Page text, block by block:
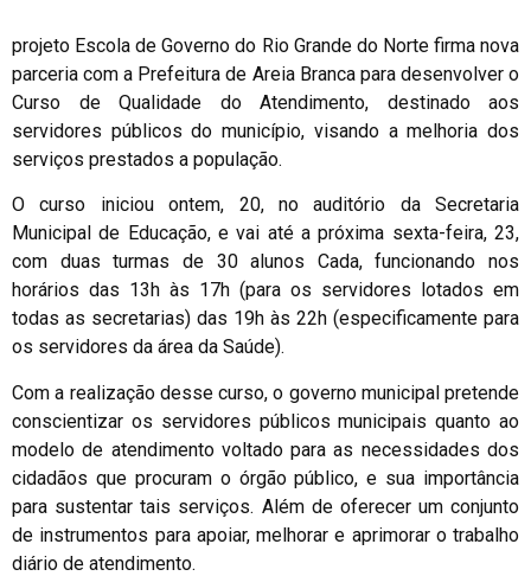
projeto Escola de Governo do Rio Grande do Norte firma nova
parceria com a Prefeitura de Areia Branca para desenvolver o
Curso de Qualidade do Atendimento, destinado aos
servidores públicos do município, visando a melhoria dos
serviços prestados a população.
O curso iniciou ontem, 20, no auditório da Secretaria
Municipal de Educação, e vai até a próxima sexta-feira, 23,
com duas turmas de 30 alunos Cada, funcionando nos
horários das 13h às 17h (para os servidores lotados em
todas as secretarias) das 19h às 22h (especificamente para
os servidores da área da Saúde).
Com a realização desse curso, o governo municipal pretende
conscientizar os servidores públicos municipais quanto ao
modelo de atendimento voltado para as necessidades dos
cidadãos que procuram o órgão público, e sua importância
para sustentar tais serviços. Além de oferecer um conjunto
de instrumentos para apoiar, melhorar e aprimorar o trabalho
diário de atendimento.